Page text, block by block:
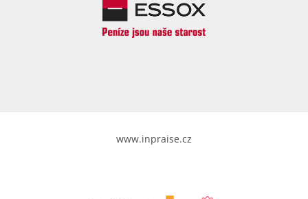
www.inpraise.cz